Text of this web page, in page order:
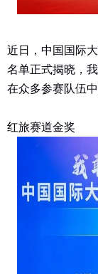
近日，中国国际
名单正式揭晓，
在众多参赛队伍
红旅赛道金奖